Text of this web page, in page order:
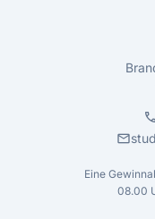
call
mail
Eine
08.00